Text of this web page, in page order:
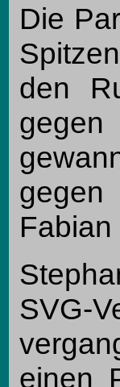
Die
den
gegen
einen